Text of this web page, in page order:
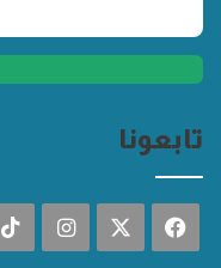
تابعونا
فيسبوك انستقرام